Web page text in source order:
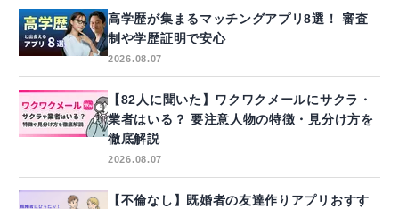
高学歴が集まるマッチングアプリ8選！ 審査
制や学歴証明で安心
2026.08.07
【82人に聞いた】ワクワクメールにサクラ・
業者はいる？ 要注意人物の特徴・見分け方を
徹底解説
2026.08.07
【不倫なし】既婚者の友達作りアプリおすす